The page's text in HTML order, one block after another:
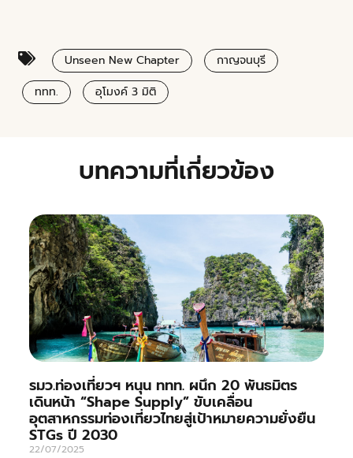
Unseen New Chapter
กาญจนบุรี
ททท.
อุโมงค์ 3 มิติ
บทความที่เกี่ยวข้อง
รมว.ท่องเที่ยวฯ หนุน ททท. ผนึก 20 พันธมิตร
เดินหน้า “Shape Supply” ขับเคลื่อน
อุตสาหกรรมท่องเที่ยวไทยสู่เป้าหมายความยั่งยืน
STGs ปี 2030
22/07/2025